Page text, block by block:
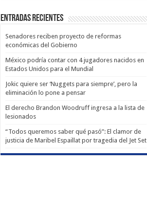
Entradas recientes
Senadores reciben proyecto de reformas
económicas del Gobierno
México podría contar con 4 jugadores nacidos en
Estados Unidos para el Mundial
Jokic quiere ser ‘Nuggets para siempre’, pero la
eliminación lo pone a pensar
El derecho Brandon Woodruff ingresa a la lista de
lesionados
“Todos queremos saber qué pasó”: El clamor de
justicia de Maribel Espaillat por tragedia del Jet Set